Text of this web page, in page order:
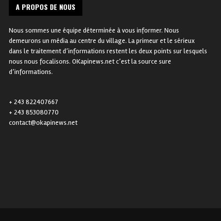
A PROPOS DE NOUS
Nous sommes une équipe déterminée à vous informer. Nous
demeurons un média au centre du village. La primeur et le sérieux
dans le traitement d’informations restent les deux points sur lesquels
nous nous focalisons. OKapinews.net c’est la source sure
d’informations.
+ 243 822407667
+ 243 853080770
contact@okapinews.net